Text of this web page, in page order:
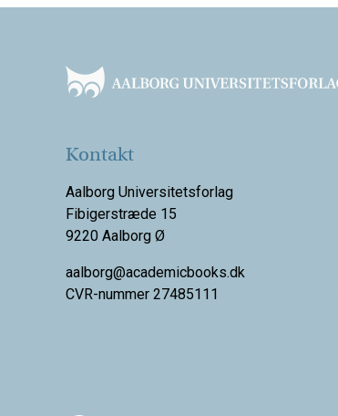
Kontakt
Aalborg Universitetsforlag
Fibigerstræde 15
9220 Aalborg Ø
aalborg@academicbooks.dk
CVR-nummer 27485111